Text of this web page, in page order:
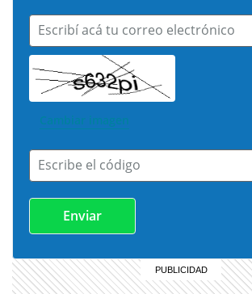
Escribí acá tu correo electrónico
Cambiar imagen
Escribe el código